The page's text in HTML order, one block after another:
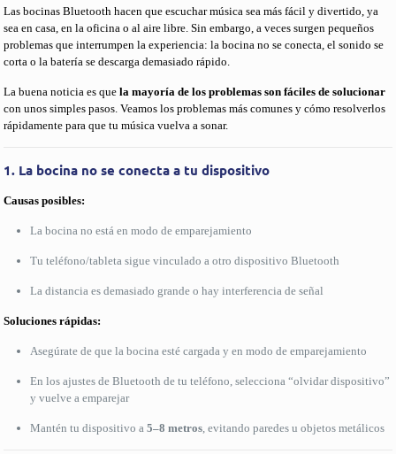
Las bocinas Bluetooth hacen que escuchar música sea más fácil y divertido, ya
sea en casa, en la oficina o al aire libre. Sin embargo, a veces surgen pequeños
problemas que interrumpen la experiencia: la bocina no se conecta, el sonido se
corta o la batería se descarga demasiado rápido.
La buena noticia es quela mayoría de los problemas son fáciles de solucionar
con unos simples pasos. Veamos los problemas más comunes y cómo resolverlos
rápidamente para que tu música vuelva a sonar.
1. La bocina no se conecta a tu dispositivo
Causas posibles:
La bocina no está en modo de emparejamiento
Tu teléfono/tableta sigue vinculado a otro dispositivo Bluetooth
La distancia es demasiado grande o hay interferencia de señal
Soluciones rápidas:
Asegúrate de que la bocina esté cargada y en modo de emparejamiento
En los ajustes de Bluetooth de tu teléfono, selecciona “olvidar dispositivo”
y vuelve a emparejar
Mantén tu dispositivo a5–8 metros, evitando paredes u objetos metálicos